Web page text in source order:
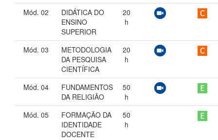
Mód. 02
DIDÁTICA DO
ENSINO
SUPERIOR
20
h
Mód. 03
METODOLOGIA
DA PESQUISA
CIENTÍFICA
20
h
Mód. 04
FUNDAMENTOS
DA RELIGIÃO
50
h
Mód. 05
FORMAÇÃO DA
IDENTIDADE
DOCENTE
50
h